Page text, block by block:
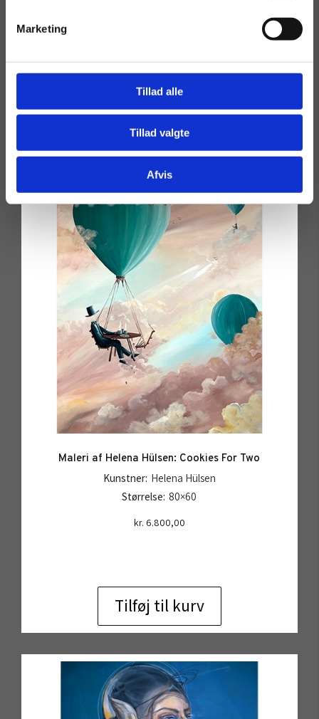
Marketing
Tillad alle
Tillad valgte
Afvis
Læs mere
Maleri af Helena Hülsen: Cookies For Two
Kunstner: Helena Hülsen
Størrelse: 80×60
kr. 6.800,00
Tilføj til kurv